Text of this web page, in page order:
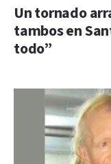
Un tornado
tambos en
todo”